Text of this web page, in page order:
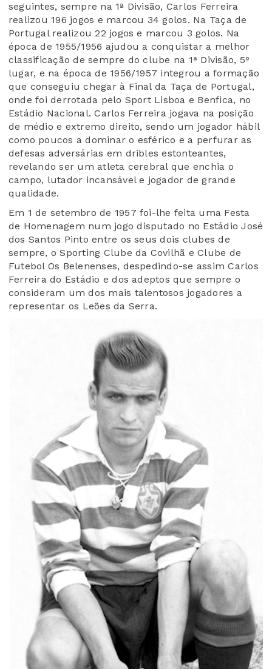
seguintes, sempre na 1ª Divisão, Carlos Ferreira
realizou 196 jogos e marcou 34 golos. Na Taça de
Portugal realizou 22 jogos e marcou 3 golos. Na
época de 1955/1956 ajudou a conquistar a melhor
classificação de sempre do clube na 1ª Divisão, 5º
lugar, e na época de 1956/1957 integrou a formação
que conseguiu chegar à Final da Taça de Portugal,
onde foi derrotada pelo Sport Lisboa e Benfica, no
Estádio Nacional. Carlos Ferreira jogava na posição
de médio e extremo direito, sendo um jogador hábil
como poucos a dominar o esférico e a perfurar as
defesas adversárias em dribles estonteantes,
revelando ser um atleta cerebral que enchia o
campo, lutador incansável e jogador de grande
qualidade.
Em 1 de setembro de 1957 foi-lhe feita uma Festa
de Homenagem num jogo disputado no Estádio José
dos Santos Pinto entre os seus dois clubes de
sempre, o Sporting Clube da Covilhã e Clube de
Futebol Os Belenenses, despedindo-se assim Carlos
Ferreira do Estádio e dos adeptos que sempre o
consideram um dos mais talentosos jogadores a
representar os Leões da Serra.